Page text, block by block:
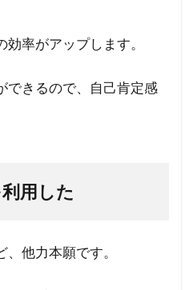
率がアップします。
できるので、自己肯定感
用した
他力本願です。